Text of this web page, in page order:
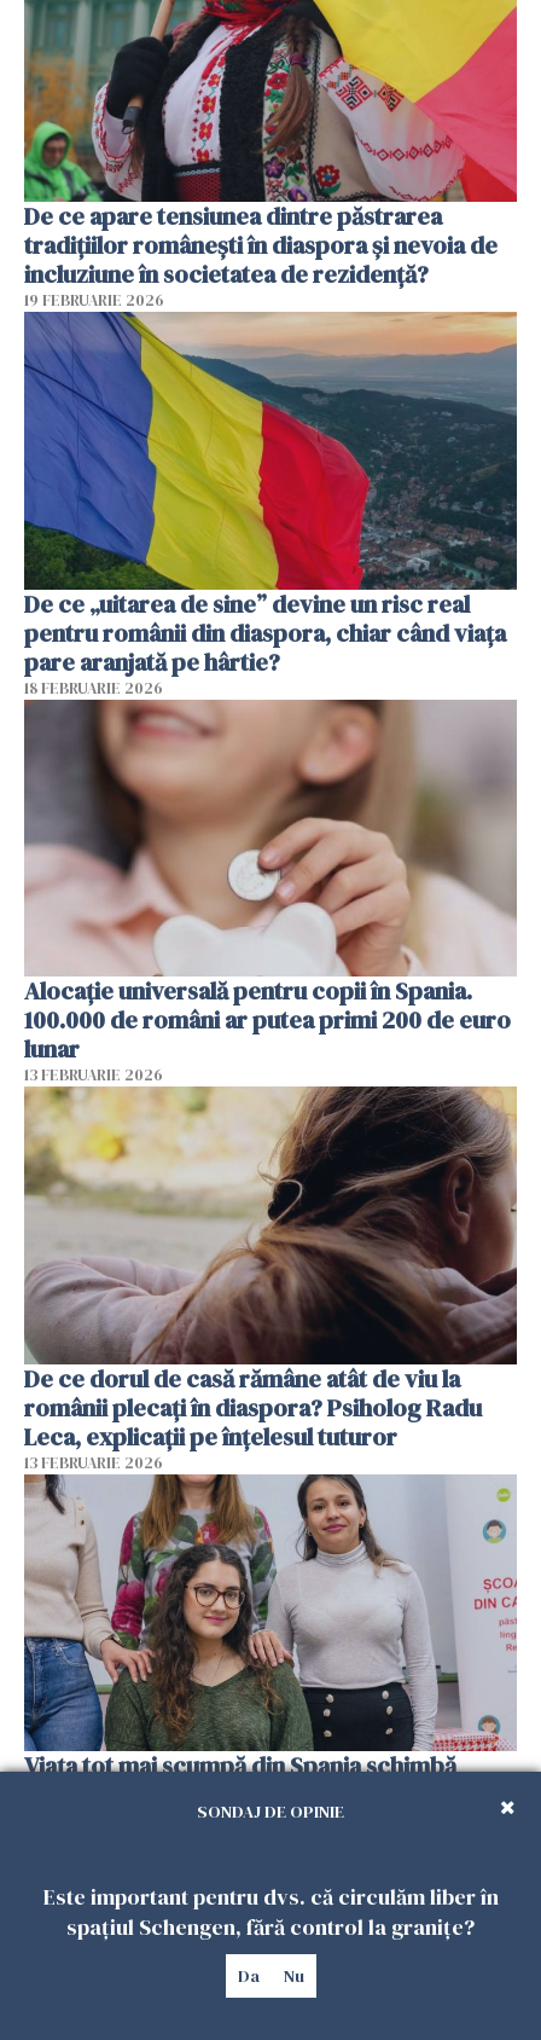
De ce apare tensiunea dintre păstrarea
tradițiilor românești în diaspora și nevoia de
incluziune în societatea de rezidență?
19 FEBRUARIE 2026
De ce „uitarea de sine” devine un risc real
pentru românii din diaspora, chiar când viața
pare aranjată pe hârtie?
18 FEBRUARIE 2026
Alocație universală pentru copii în Spania.
100.000 de români ar putea primi 200 de euro
lunar
13 FEBRUARIE 2026
De ce dorul de casă rămâne atât de viu la
românii plecați în diaspora? Psiholog Radu
Leca, explicații pe înțelesul tuturor
13 FEBRUARIE 2026
Viața tot mai scumpă din Spania schimbă
SONDAJ DE OPINIE
Este important pentru dvs. că circulăm liber în
spațiul Schengen, fără control la granițe?
Da Nu